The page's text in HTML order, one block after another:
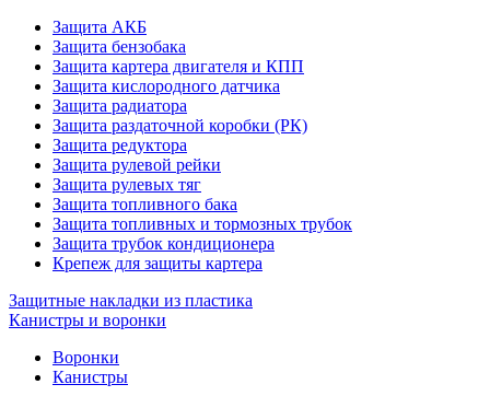
Защита АКБ
Защита бензобака
Защита картера двигателя и КПП
Защита кислородного датчика
Защита радиатора
Защита раздаточной коробки (РК)
Защита редуктора
Защита рулевой рейки
Защита рулевых тяг
Защита топливного бака
Защита топливных и тормозных трубок
Защита трубок кондиционера
Крепеж для защиты картера
Защитные накладки из пластика
Канистры и воронки
Воронки
Канистры